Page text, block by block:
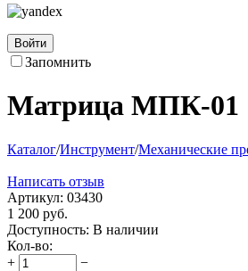
Войти
Запомнить
Матрица МПК-01
Каталог/Инструмент/Механические
Написать отзыв
Артикул: 03430
1 200 руб.
Доступность: В наличии
Кол-во:
+
−